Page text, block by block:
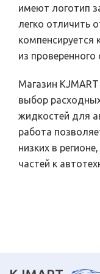
имеют логотип
легко отличить
компенсируется
из проверенного
Магазин
выбор
жидкостей для
работа
низких в
частей к